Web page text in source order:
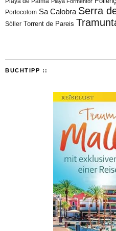
Portocolom Sa Calobra Serra
Sòller Torrent de Pareis
BUCHTIPP ::